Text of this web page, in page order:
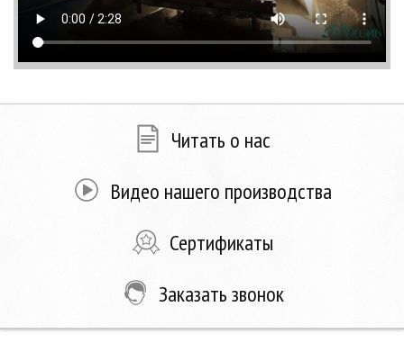
Читать о нас
Видео нашего производства
Сертификаты
Заказать звонок